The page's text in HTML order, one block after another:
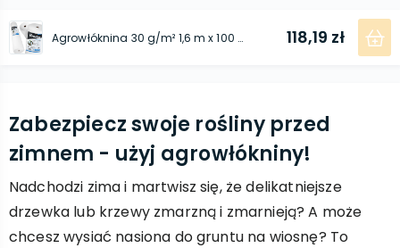
Agrowłóknina 30 g/m² 1,6 m x 100 m biała (zimowo-wiosenna) 118,19 zł
Zabezpiecz swoje rośliny przed
zimnem - użyj agrowłókniny!
Nadchodzi zima i martwisz się, że delikatniejsze
drzewka lub krzewy zmarzną i zmarnieją? A może
chcesz wysiać nasiona do gruntu na wiosnę? To